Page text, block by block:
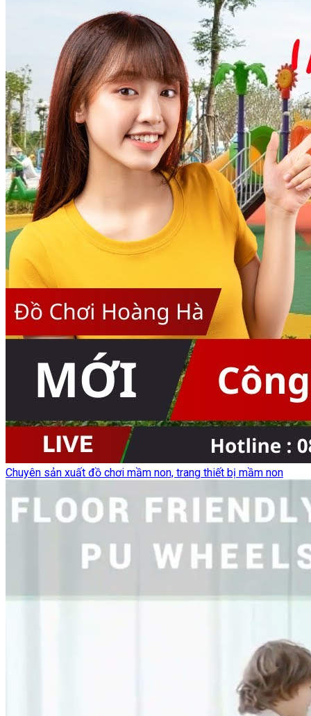
Chuyên sản xuất đồ chơi mầm non, trang thiết bị mầm non